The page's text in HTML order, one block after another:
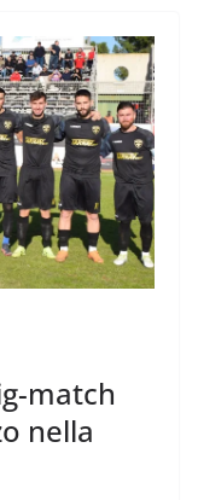
match
nella